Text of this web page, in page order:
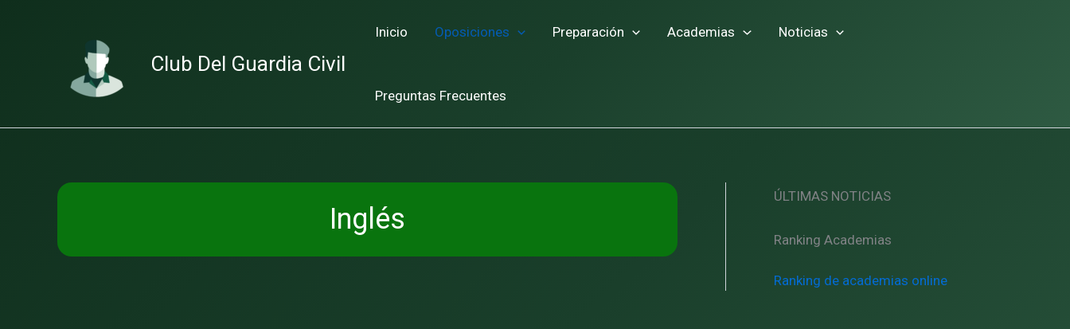
Club Del Guardia Civil
Inicio Oposiciones Preparación Academias Noticias
Preguntas Frecuentes
Inglés
ÚLTIMAS NOTICIAS
Ranking Academias
Ranking de academias online